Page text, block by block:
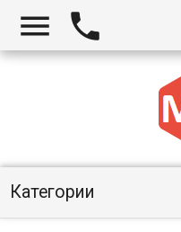
 
Категории